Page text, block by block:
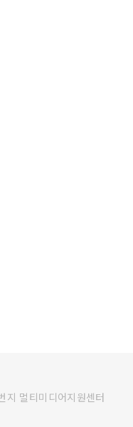
멀티미디어지원센터